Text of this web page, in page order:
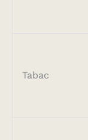
Tabac